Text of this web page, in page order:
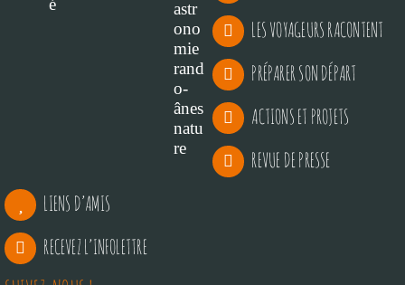
LES VOYAGEURS RACONTENT
PRÉPARER SON DÉPART
ACTIONS ET PROJETS
REVUE DE PRESSE
LIENS D’AMIS
RECEVEZ L’INFOLETTRE